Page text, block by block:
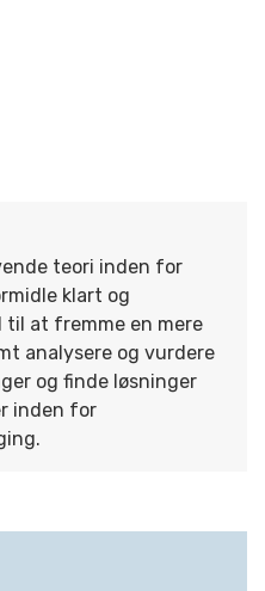
teori inden for
klart og
til at fremme en mere
analysere og vurdere
og finde løsninger
inden for